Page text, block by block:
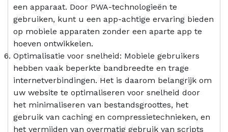
een apparaat. Door PWA-technologieën te
gebruiken, kunt u een app-achtige ervaring bieden
op mobiele apparaten zonder een aparte app te
hoeven ontwikkelen.
Optimalisatie voor snelheid: Mobiele gebruikers
hebben vaak beperkte bandbreedte en trage
internetverbindingen. Het is daarom belangrijk om
uw website te optimaliseren voor snelheid door
het minimaliseren van bestandsgroottes, het
gebruik van caching en compressietechnieken, en
het vermijden van overmatig gebruik van scripts